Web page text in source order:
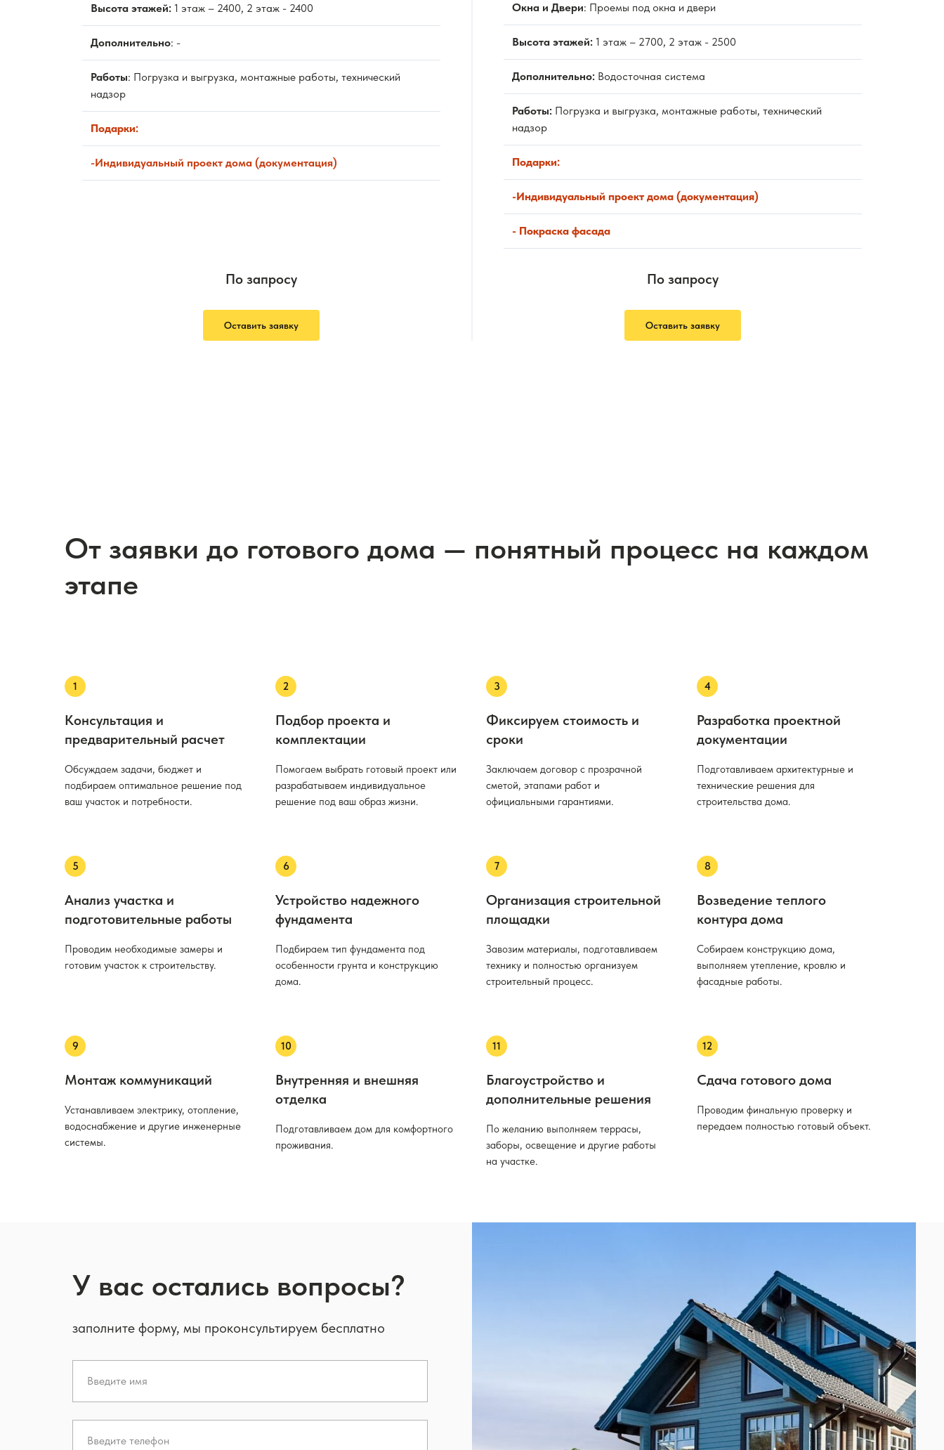
Высота этажей: 1 этаж – 2400, 2 этаж - 2400
Дополнительно: -
Работы: Погрузка и выгрузка, монтажные работы, технический
надзор
Подарки:
-Индивидуальный проект дома (документация)
По запросу
Оставить заявку
Окна и Двери: Проемы под окна и двери
Высота этажей: 1 этаж – 2700, 2 этаж - 2500
Дополнительно: Водосточная система
Работы: Погрузка и выгрузка, монтажные работы, технический
надзор
Подарки:
-Индивидуальный проект дома (документация)
- Покраска фасада
По запросу
Оставить заявку
От заявки до готового дома — понятный процесс на каждом
этапе
Консультация и
предварительный расчет
Обсуждаем задачи, бюджет и
подбираем оптимальное решение под
ваш участок и потребности.
Подбор проекта и
комплектации
Помогаем выбрать готовый проект или
разрабатываем индивидуальное
решение под ваш образ жизни.
Фиксируем стоимость и
сроки
Заключаем договор с прозрачной
сметой, этапами работ и
официальными гарантиями.
Разработка проектной
документации
Подготавливаем архитектурные и
технические решения для
строительства дома.
Анализ участка и
подготовительные работы
Проводим необходимые замеры и
готовим участок к строительству.
Устройство надежного
фундамента
Подбираем тип фундамента под
особенности грунта и конструкцию
дома.
Организация строительной
площадки
Завозим материалы, подготавливаем
технику и полностью организуем
строительный процесс.
Возведение теплого
контура дома
Собираем конструкцию дома,
выполняем утепление, кровлю и
фасадные работы.
Монтаж коммуникаций
Устанавливаем электрику, отопление,
водоснабжение и другие инженерные
системы.
Внутренняя и внешняя
отделка
Подготавливаем дом для комфортного
проживания.
Благоустройство и
дополнительные решения
По желанию выполняем террасы,
заборы, освещение и другие работы
на участке.
Сдача готового дома
Проводим финальную проверку и
передаем полностью готовый объект.
У вас остались вопросы?
заполните форму, мы проконсультируем бесплатно